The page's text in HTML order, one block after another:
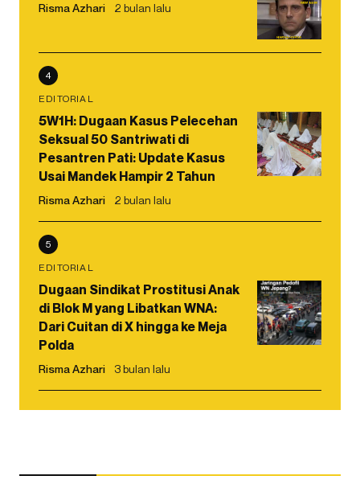
Risma Azhari 2 bulan lalu
4
EDITORIAL
5W1H: Dugaan Kasus Pelecehan
Seksual 50 Santriwati di
Pesantren Pati: Update Kasus
Usai Mandek Hampir 2 Tahun
Risma Azhari 2 bulan lalu
5
EDITORIAL
Dugaan Sindikat Prostitusi Anak
di Blok M yang Libatkan WNA:
Dari Cuitan di X hingga ke Meja
Polda
Risma Azhari 3 bulan lalu